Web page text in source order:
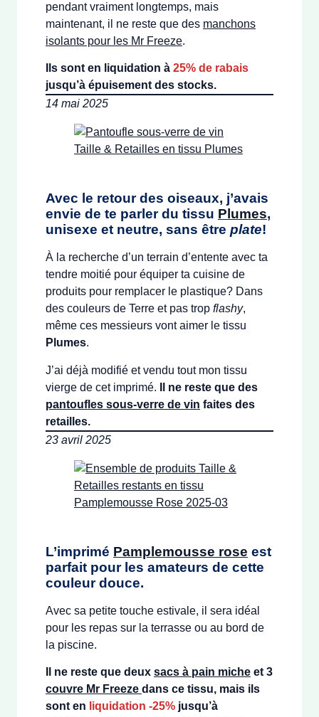
pendant vraiment longtemps, mais
maintenant, il ne reste que des manchons
isolants pour les Mr Freeze.
Ils sont en liquidation à 25% de rabais
jusqu’à épuisement des stocks.
14 mai 2025
Avec le retour des oiseaux, j’avais
envie de te parler du tissu Plumes,
unisexe et neutre, sans être plate!
À la recherche d’un terrain d’entente avec ta
tendre moitié pour équiper ta cuisine de
produits pour remplacer le plastique? Dans
des couleurs de Terre et pas trop flashy,
même ces messieurs vont aimer le tissu
Plumes.
J’ai déjà modifié et vendu tout mon tissu
vierge de cet imprimé.
Il ne reste que des
pantoufles sous-verre de vin faites des
retailles.
23 avril 2025
L’imprimé Pamplemousse rose est
parfait pour les amateurs de cette
couleur douce.
Avec sa petite touche estivale, il sera idéal
pour les repas sur la terrasse ou au bord de
la piscine.
Il ne reste que deux sacs à pain miche et 3
couvre Mr Freeze dans ce tissu, mais ils
sont en liquidation -25% jusqu’à